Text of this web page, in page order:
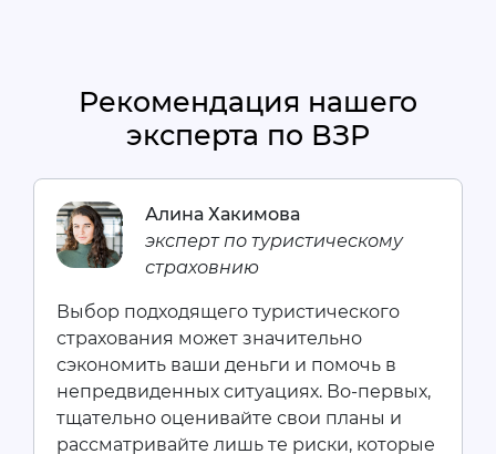
Рекомендация нашего
эксперта по ВЗР
Алина Хакимова
эксперт по туристическому
страховнию
Выбор подходящего туристического
страхования может значительно
сэкономить ваши деньги и помочь в
непредвиденных ситуациях. Во-первых,
тщательно оценивайте свои планы и
рассматривайте лишь те риски, которые